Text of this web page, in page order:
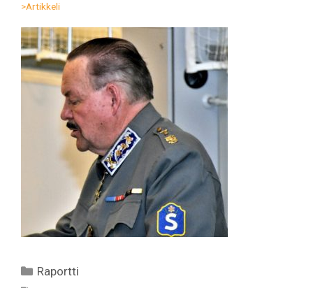
>Artikkeli
Kategoriat
Raportti